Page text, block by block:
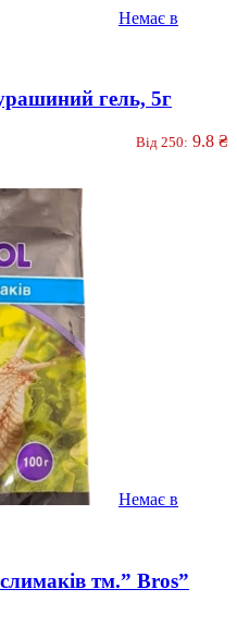
Немає в
гель, 5г
Від 250: 9.8 ₴
Немає в
тм.” Bros”